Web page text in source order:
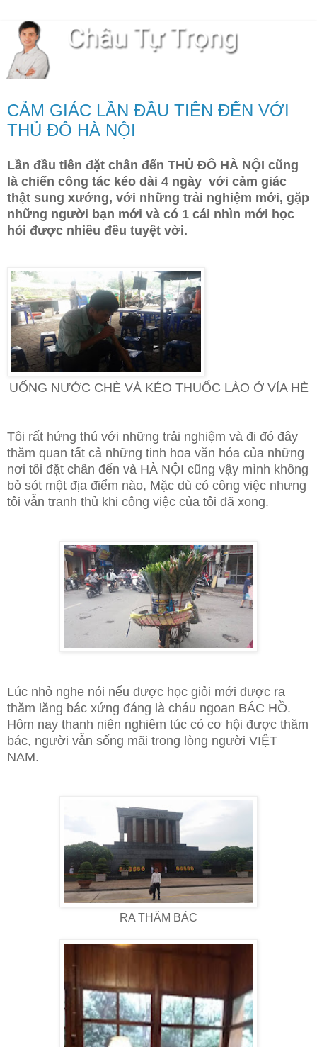
CẢM GIÁC LẦN ĐẦU TIÊN ĐẾN VỚI
THỦ ĐÔ HÀ NỘI
Lần đầu tiên đặt chân đến THỦ ĐÔ HÀ NỘI cũng
là chiến công tác kéo dài 4 ngày với cảm giác
thật sung xướng, với những trải nghiệm mới, gặp
những người bạn mới và có 1 cái nhìn mới học
hỏi được nhiều đều tuyệt vời.
UỐNG NƯỚC CHÈ VÀ KÉO THUỐC LÀO Ở VỈA HÈ
Tôi rất hứng thú với những trải nghiệm và đi đó đây
thăm quan tất cả những tinh hoa văn hóa của những
nơi tôi đặt chân đến và HÀ NỘI cũng vậy mình không
bỏ sót một địa điểm nào, Mặc dù có công việc nhưng
tôi vẫn tranh thủ khi công việc của tôi đã xong.
Lúc nhỏ nghe nói nếu được học giỏi mới được ra
thăm lăng bác xứng đáng là cháu ngoan BÁC HỒ.
Hôm nay thanh niên nghiêm túc có cơ hội được thăm
bác, người vẫn sống mãi trong lòng người VIỆT
NAM.
RA THĂM BÁC